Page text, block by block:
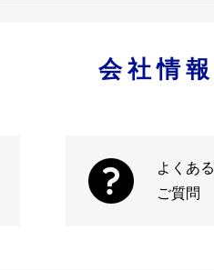
会社情報
よくある
ご質問